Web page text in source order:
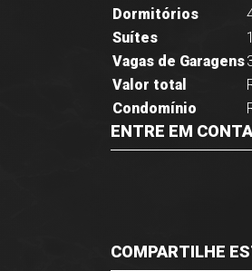
Dormitórios
Suítes
1
Vagas de Garagens
Valor total
Condomínio
ENTRE EM
COMPARTILHE